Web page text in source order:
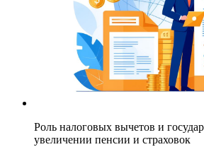
Роль налоговых вычетов и
увеличении пенсии и страховок